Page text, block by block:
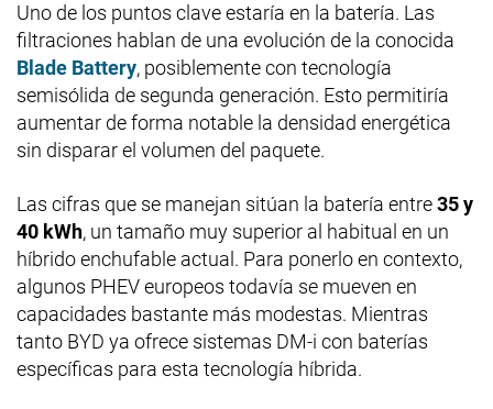
Uno de los puntos clave estaría en la batería. Las
filtraciones hablan de una evolución de la conocida
Blade Battery, posiblemente con tecnología
semisólida de segunda generación. Esto permitiría
aumentar de forma notable la densidad energética
sin disparar el volumen del paquete.
Las cifras que se manejan sitúan la batería entre35 y
40 kWh, un tamaño muy superior al habitual en un
híbrido enchufable actual. Para ponerlo en contexto,
algunos PHEV europeos todavía se mueven en
capacidades bastante más modestas. Mientras
tanto BYD ya ofrece sistemas DM-i con baterías
específicas para esta tecnología híbrida.